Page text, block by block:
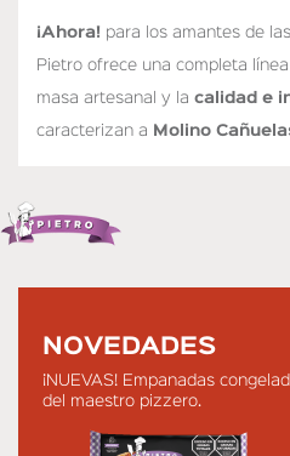
¡Ahora! para los amantes de
Pietro ofrece una completa
masa artesanal y la calidad e
caracterizan a Molino
NOVEDADES
¡NUEVAS! Empanadas
del maestro pizzero.